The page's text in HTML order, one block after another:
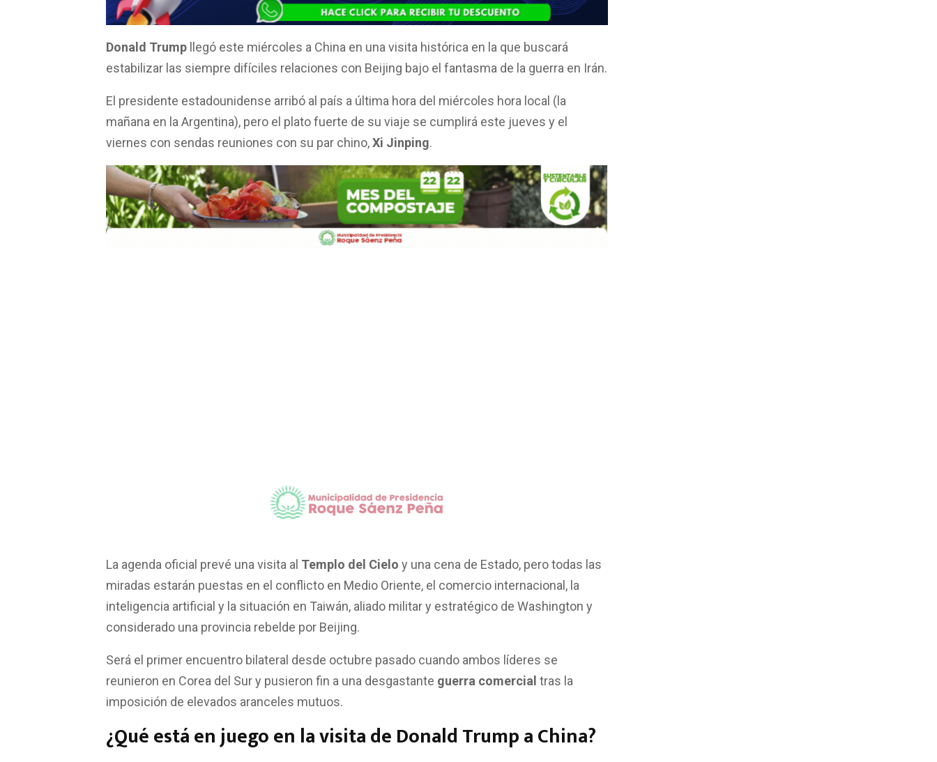
o
o
k
A
p
p
ar
tir
Donald Trump llegó este miércoles a China en una visita histórica en la que buscará
estabilizar las siempre difíciles relaciones con Beijing bajo el fantasma de la guerra en Irán.
El presidente estadounidense arribó al país a última hora del miércoles hora local (la
mañana en la Argentina), pero el plato fuerte de su viaje se cumplirá este jueves y el
viernes con sendas reuniones con su par chino,Xi Jinping.
La agenda oficial prevé una visita al Templo del Cielo y una cena de Estado, pero todas las
miradas estarán puestas en el conflicto en Medio Oriente, el comercio internacional, la
inteligencia artificial y la situación en Taiwán, aliado militar y estratégico de Washington y
considerado una provincia rebelde por Beijing.
Será el primer encuentro bilateral desde octubre pasado cuando ambos líderes se
reunieron en Corea del Sur y pusieron fin a una desgastante guerra comercial tras la
imposición de elevados aranceles mutuos.
¿Qué está en juego en la visita de Donald Trump a China?